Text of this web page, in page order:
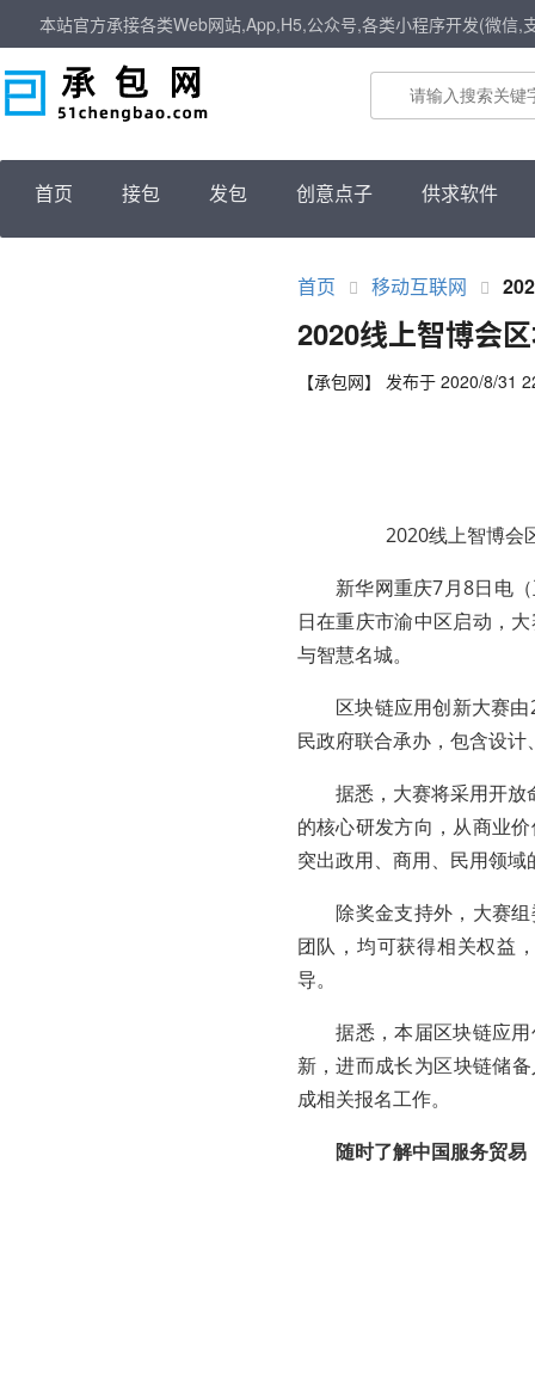
本站官方承接各类Web网站,App,H5,公众号,各类小程序开发(微信,
首页 接包 发包 创意点子 供求软件
首页 移动互联网
2020线上智博会
【承包网】 发布于 2020/8/31
2020线上智博会
新华网重庆7月8日电（
日在重庆市渝中区启动，
与智慧名城。
区块链应用创新大赛由
民政府联合承办，包含设
据悉，大赛将采用开放命
的核心研发方向，从商业
突出政用、商用、民用领域
除奖金支持外，大赛组
团队，均可获得相关权益
导。
据悉，本届区块链应用
新，进而成长为区块链储
成相关报名工作。
随时了解中国服务贸易